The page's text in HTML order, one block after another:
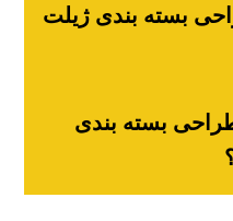
بسته بندی ژیلت
بسته بندی